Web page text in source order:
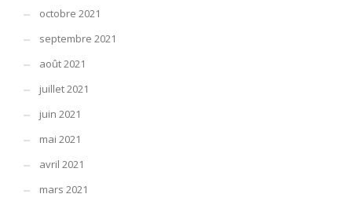
octobre 2021
septembre 2021
août 2021
juillet 2021
juin 2021
mai 2021
avril 2021
mars 2021